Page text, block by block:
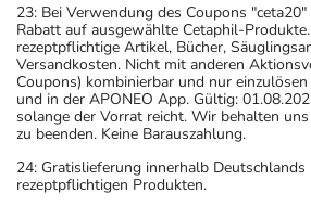
23: Bei Verwendung des Coupons
Rabatt auf ausgewählte Cetaphil-
rezeptpflichtige Artikel, Bücher,
Versandkosten. Nicht mit anderen
Coupons) kombinierbar und nur
und in der APONEO App. Gültig:
solange der Vorrat reicht. Wir behalten
zu beenden. Keine Barauszahlung.
24: Gratislieferung innerhalb
rezeptpflichtigen Produkten.